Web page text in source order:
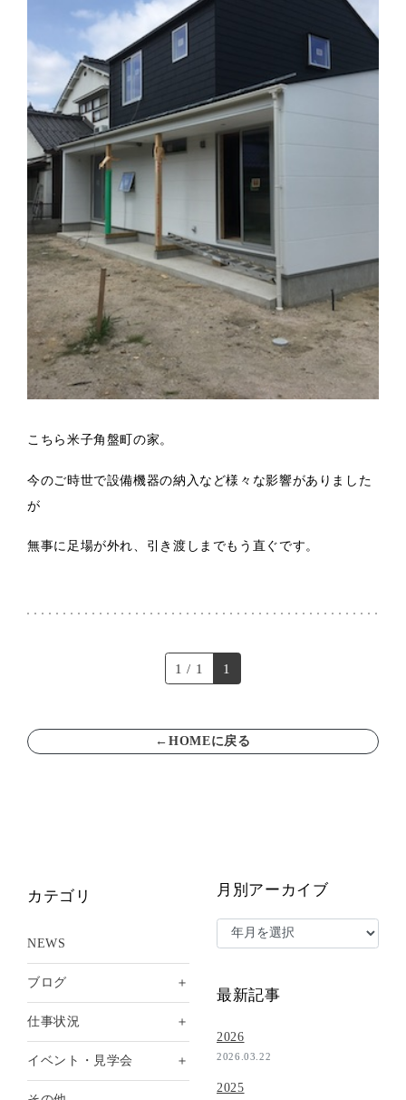
こちら米子角盤町の家。
今のご時世で設備機器の納入など様々な影響がありました
が
無事に足場が外れ、引き渡しまでもう直ぐです。
1 / 1 1
←HOMEに戻る
カテゴリ
NEWS
ブログ ＋
仕事状況 ＋
イベント・見学会 ＋
月別アーカイブ
最新記事
2026
2026.03.22
2025